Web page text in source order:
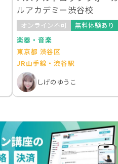
ルアカデミー渋谷校
オンライン不可
無料体験あり
楽器・音楽
東京都 渋谷区
JR山手線・渋谷駅
しげのゆうこ